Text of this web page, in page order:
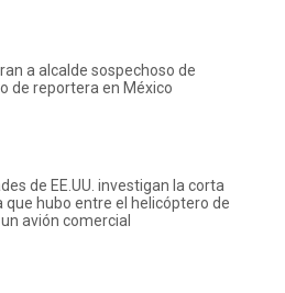
a alcalde sospechoso de
de reportera en México
de EE.UU. investigan la corta
que hubo entre el helicóptero de
avión comercial